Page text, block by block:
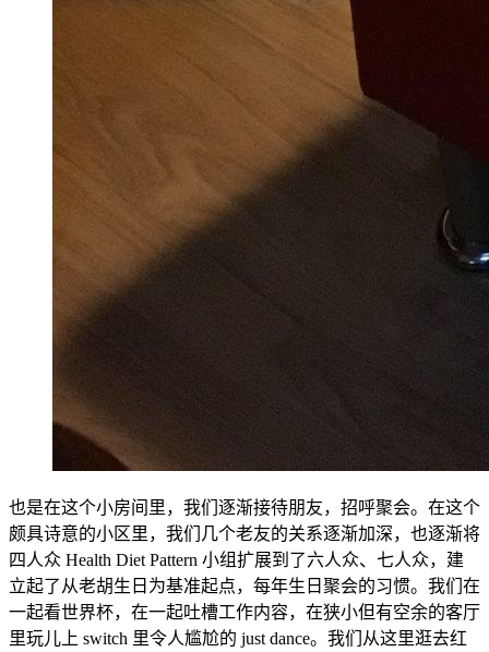
也是在这个小房间里，我们逐渐接待朋友，招呼聚会。在这个
颇具诗意的小区里，我们几个老友的关系逐渐加深，也逐渐将
四人众 Health Diet Pattern 小组扩展到了六人众、七人众，建
立起了从老胡生日为基准起点，每年生日聚会的习惯。我们在
一起看世界杯，在一起吐槽工作内容，在狭小但有空余的客厅
里玩儿上 switch 里令人尴尬的 just dance。我们从这里逛去红